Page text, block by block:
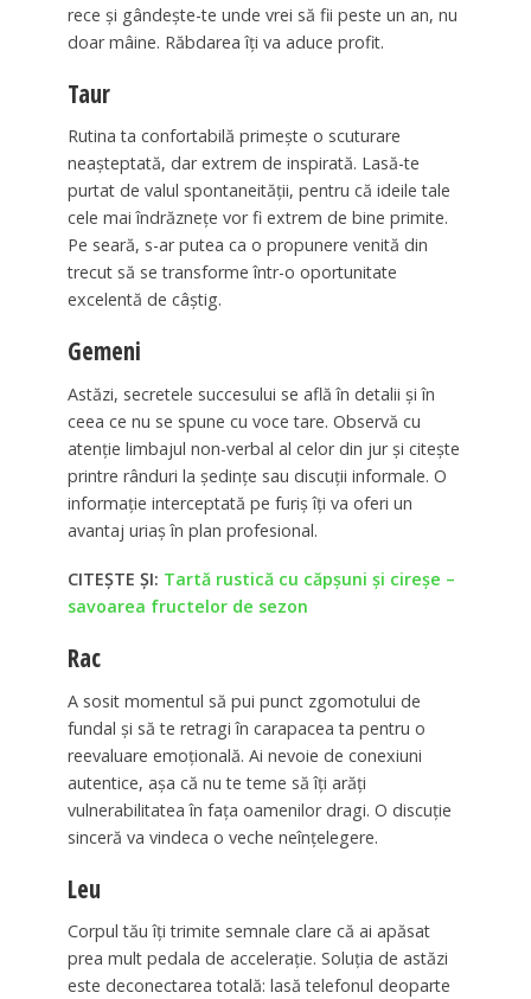
rece și gândește-te unde vrei să fii peste un an, nu
doar mâine. Răbdarea îți va aduce profit.
Taur
Rutina ta confortabilă primește o scuturare
neașteptată, dar extrem de inspirată. Lasă-te
purtat de valul spontaneității, pentru că ideile tale
cele mai îndrăznețe vor fi extrem de bine primite.
Pe seară, s-ar putea ca o propunere venită din
trecut să se transforme într-o oportunitate
excelentă de câștig.
Gemeni
Astăzi, secretele succesului se află în detalii și în
ceea ce nu se spune cu voce tare. Observă cu
atenție limbajul non-verbal al celor din jur și citește
printre rânduri la ședințe sau discuții informale. O
informație interceptată pe furiș îți va oferi un
avantaj uriaș în plan profesional.
CITEȘTE ȘI: Tartă rustică cu căpșuni și cireșe –
savoarea fructelor de sezon
Rac
A sosit momentul să pui punct zgomotului de
fundal și să te retragi în carapacea ta pentru o
reevaluare emoțională. Ai nevoie de conexiuni
autentice, așa că nu te teme să îți arăți
vulnerabilitatea în fața oamenilor dragi. O discuție
sinceră va vindeca o veche neînțelegere.
Leu
Corpul tău îți trimite semnale clare că ai apăsat
prea mult pedala de accelerație. Soluția de astăzi
este deconectarea totală: lasă telefonul deoparte